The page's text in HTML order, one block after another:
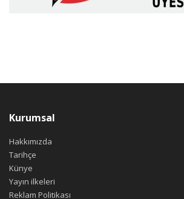
Kurumsal
Hakkımızda
Tarihçe
Künye
Yayın ilkeleri
Reklam Politikası